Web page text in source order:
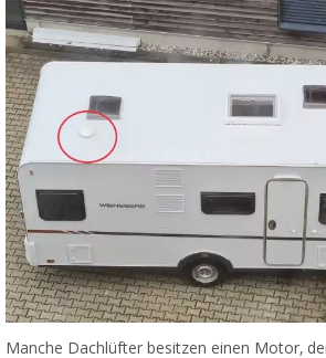
Manche Dachlüfter besitzen einen Motor,